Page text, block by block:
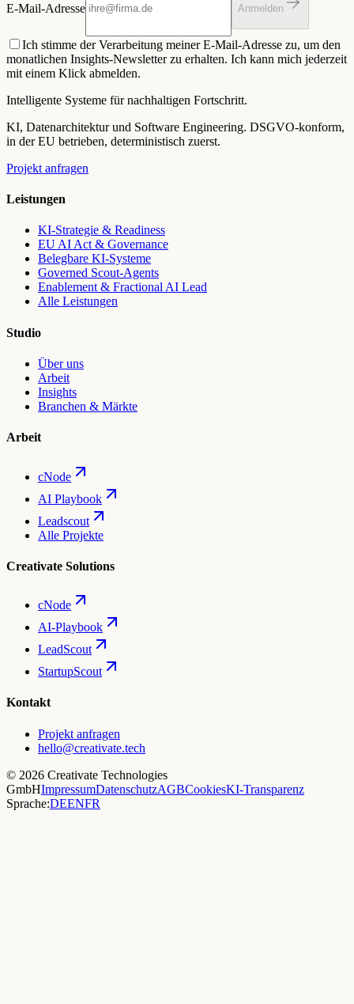
E-Mail-Adresse Anmelden
Ich stimme der Verarbeitung meiner E-Mail-Adresse zu, um den
monatlichen Insights-Newsletter zu erhalten. Ich kann mich jederzeit
mit einem Klick abmelden.
Intelligente Systeme für nachhaltigen Fortschritt.
KI, Datenarchitektur und Software Engineering. DSGVO-konform,
in der EU betrieben, deterministisch zuerst.
Projekt anfragen
Leistungen
KI-Strategie & Readiness
EU AI Act & Governance
Belegbare KI-Systeme
Governed Scout-Agents
Enablement & Fractional AI Lead
Alle Leistungen
Studio
Über uns
Arbeit
Insights
Branchen & Märkte
Arbeit
cNode
AI Playbook
Leadscout
Alle Projekte
Creativate Solutions
cNode
AI-Playbook
LeadScout
StartupScout
Kontakt
Projekt anfragen
hello@creativate.tech
© 2026 Creativate Technologies
GmbHImpressumDatenschutzAGBCookiesKI-Transparenz
Sprache:DEENFR